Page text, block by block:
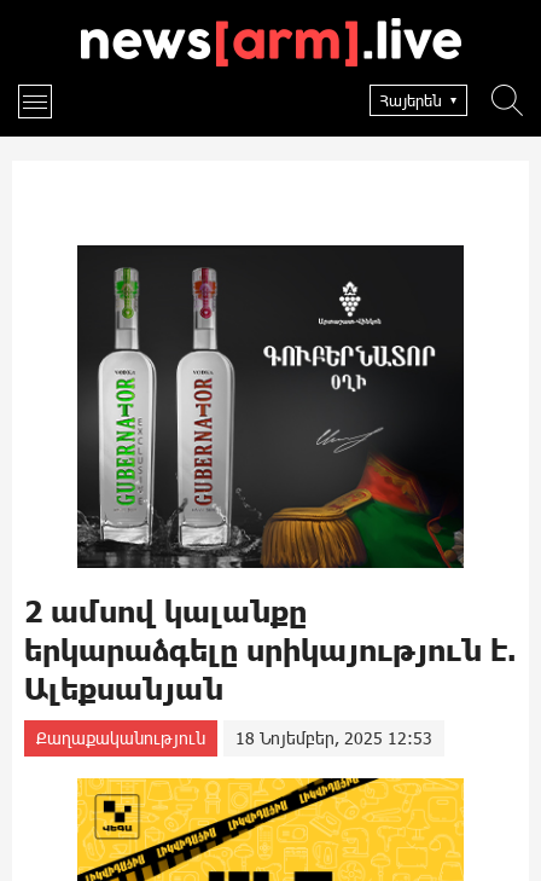
Հայերեն
2 ամսով կալանքը
երկարաձգելը սրիկայություն է.
Ալեքսանյան
Քաղաքականություն 18 Նոյեմբեր, 2025 12:53